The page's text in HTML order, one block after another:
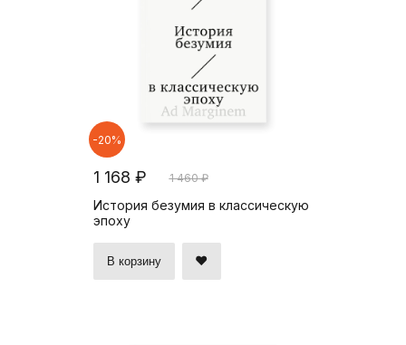
-20%
1 168 ₽ 1 460 ₽
История безумия в классическую
эпоху
В корзину